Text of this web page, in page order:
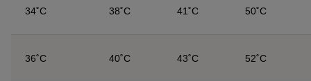
34˚C 38˚C 41˚C 50˚C
36˚C 40˚C 43˚C 52˚C